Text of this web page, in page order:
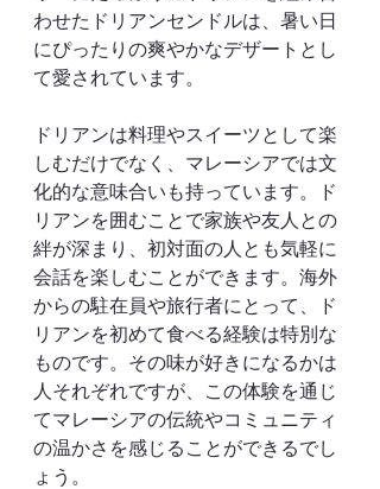
わせたドリアンセンドルは、暑い日
にぴったりの爽やかなデザートとし
て愛されています。
ドリアンは料理やスイーツとして楽
しむだけでなく、マレーシアでは文
化的な意味合いも持っています。ド
リアンを囲むことで家族や友人との
絆が深まり、初対面の人とも気軽に
会話を楽しむことができます。海外
からの駐在員や旅行者にとって、ド
リアンを初めて食べる経験は特別な
ものです。その味が好きになるかは
人それぞれですが、この体験を通じ
てマレーシアの伝統やコミュニティ
の温かさを感じることができるでし
ょう。